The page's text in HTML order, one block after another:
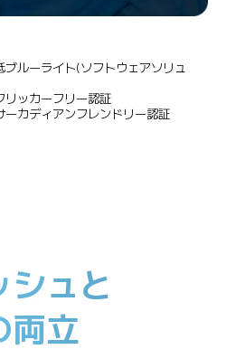
ルーライト(ソフトウェアソリュ
ッカーフリー認証
カディアンフレンドリー認証
シュと
両立